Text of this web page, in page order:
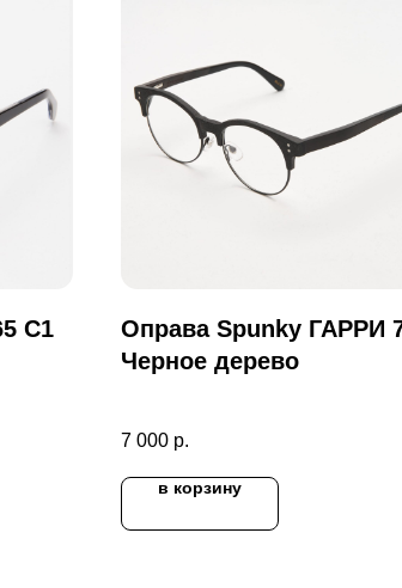
C1
Оправа Spunky ГАРРИ
Черное дерево
7 000 р.
в корзину